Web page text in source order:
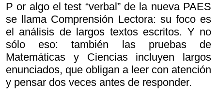
P or algo el test “verbal” de la nueva PAES
se llama Comprensión Lectora: su foco es
el análisis de largos textos escritos. Y no
sólo eso: también las pruebas de
Matemáticas y Ciencias incluyen largos
enunciados, que obligan a leer con atención
y pensar dos veces antes de responder.